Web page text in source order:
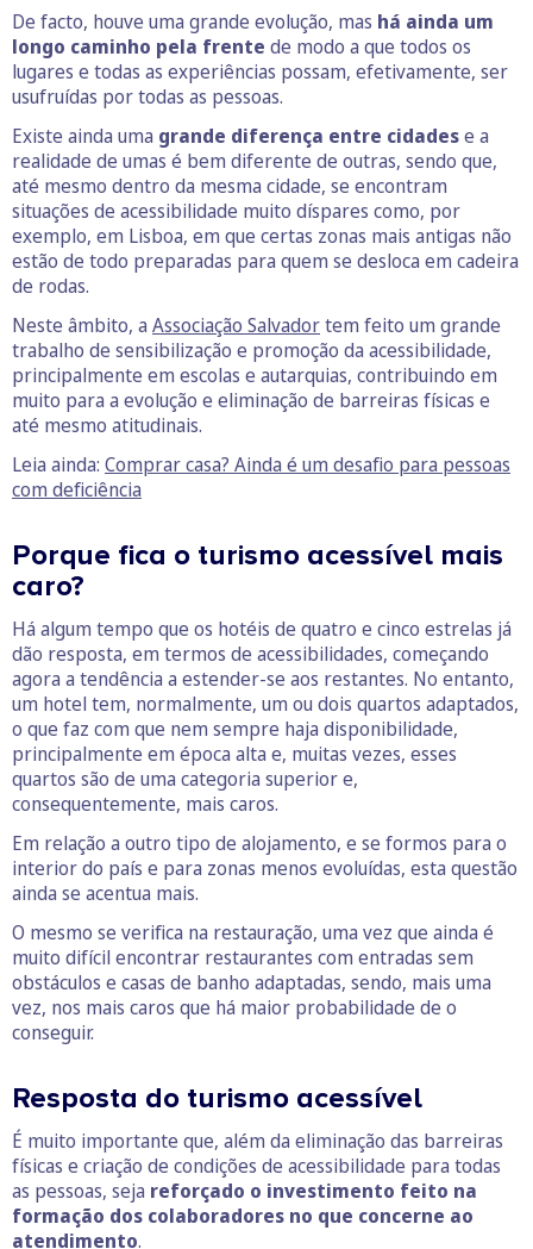
De facto, houve uma grande evolução, mas há ainda um
longo caminho pela frente de modo a que todos os
lugares e todas as experiências possam, efetivamente, ser
usufruídas por todas as pessoas.
Existe ainda uma grande diferença entre cidadese a
realidade de umas é bem diferente de outras, sendo que,
até mesmo dentro da mesma cidade, se encontram
situações de acessibilidade muito díspares como, por
exemplo, em Lisboa, em que certas zonas mais antigas não
estão de todo preparadas para quem se desloca em cadeira
de rodas.
Neste âmbito, a Associação Salvadortem feito um grande
trabalho de sensibilização e promoção da acessibilidade,
principalmente em escolas e autarquias, contribuindo em
muito para a evolução e eliminação de barreiras físicas e
até mesmo atitudinais.
Leia ainda: Comprar casa? Ainda é um desafio para pessoas
com deficiência
Porque fica o turismo acessível mais
caro?
Há algum tempo que os hotéis de quatro e cinco estrelas já
dão resposta, em termos de acessibilidades, começando
agora a tendência a estender-se aos restantes. No entanto,
um hotel tem, normalmente, um ou dois quartos adaptados,
o que faz com que nem sempre haja disponibilidade,
principalmente em época alta e, muitas vezes, esses
quartos são de uma categoria superior e,
consequentemente, mais caros.
Em relação a outro tipo de alojamento, e se formos para o
interior do país e para zonas menos evoluídas, esta questão
ainda se acentua mais.
O mesmo se verifica na restauração, uma vez que ainda é
muito difícil encontrar restaurantes com entradas sem
obstáculos e casas de banho adaptadas, sendo, mais uma
vez, nos mais caros que há maior probabilidade de o
conseguir.
Resposta do turismo acessível
É muito importante que, além da eliminação das barreiras
físicas e criação de condições de acessibilidade para todas
as pessoas, seja reforçado o investimento feito na
formação dos colaboradores no que concerne ao
atendimento.